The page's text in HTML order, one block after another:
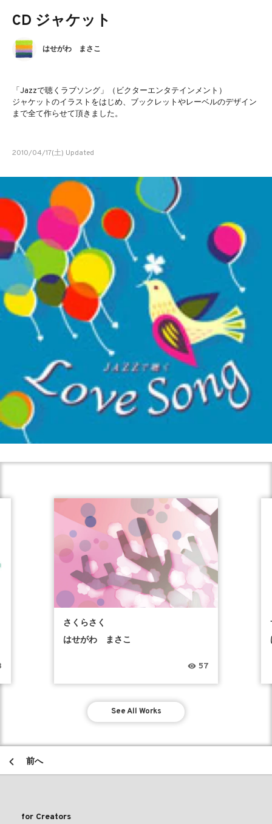
CD ジャケット
はせがわ まさこ
「Jazzで聴くラブソング」（ビクターエンタテインメント）
ジャケットのイラストをはじめ、ブックレットやレーベルのデザイン
まで全て作らせて頂きました。
2010/04/17(土) Updated
さくらさく
はせがわ まさこ
57
See All Works
前へ
for Creators